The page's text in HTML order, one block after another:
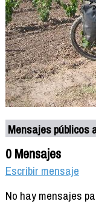
Mensajes públicos
0 Mensajes
Escribir mensaje
No hay mensajes